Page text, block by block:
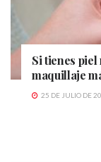
Si tienes piel
maquillaje
25 DE JULIO DE